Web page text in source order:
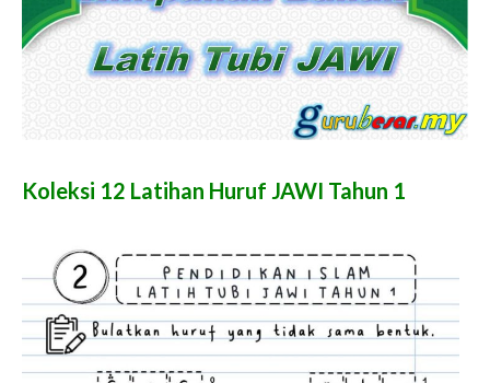
Koleksi 12 Latihan Huruf JAWI Tahun 1